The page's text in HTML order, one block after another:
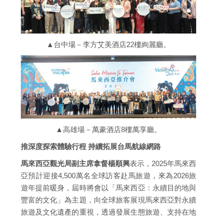
▲台中場－李方艾美酒店22樓絢麗廳。
▲高雄場－萬豪酒店8樓萬享廳。
推深度探索體驗行程 持續拓展台馬航線網路
馬來西亞觀光局副主席拿督楊順興表示，2025年馬來西
亞預計迎接4,500萬名全球訪客赴馬旅遊，來為2026旅
遊年提前暖身，屆時將會以「馬來西亞：永續目的地與
豐富的文化」為主題，向全球旅客展現馬來西亞對永續
旅遊及文化遺產的重視，透過發展生態旅遊、支持在地